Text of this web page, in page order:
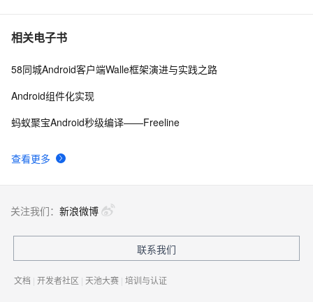
10
相关电子书
查看更多
58同城Android客户端Walle框架演进与实践之路
Android组件化实现
蚂蚁聚宝Android秒级编译——Freeline
关注我们： 新浪微博
联系我们
文档 | 开发者社区 | 天池大赛 | 培训与认证